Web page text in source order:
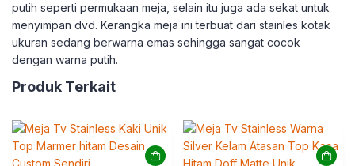
putih seperti permukaan meja, selain itu juga ada sekat untuk
menyimpan dvd. Kerangka meja ini terbuat dari stainles kotak
ukuran sedang berwarna emas sehingga sangat cocok
dengan warna putih.
Produk Terkait